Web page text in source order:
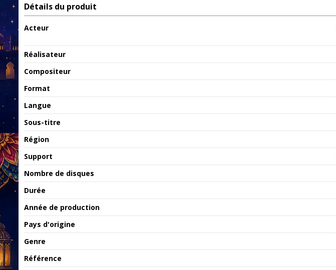
Détails du produit
Acteur
Réalisateur
Compositeur
Format
Langue
Sous-titre
Région
Support
Nombre de disques
Durée
Année de production
Pays d'origine
Genre
Référence